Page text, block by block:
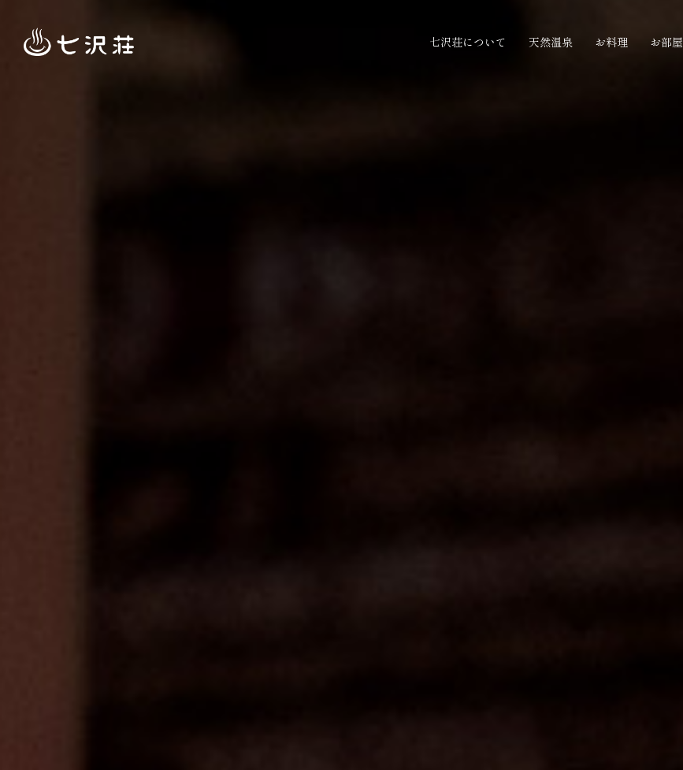
七沢荘について 天然温泉 お料理 お部屋